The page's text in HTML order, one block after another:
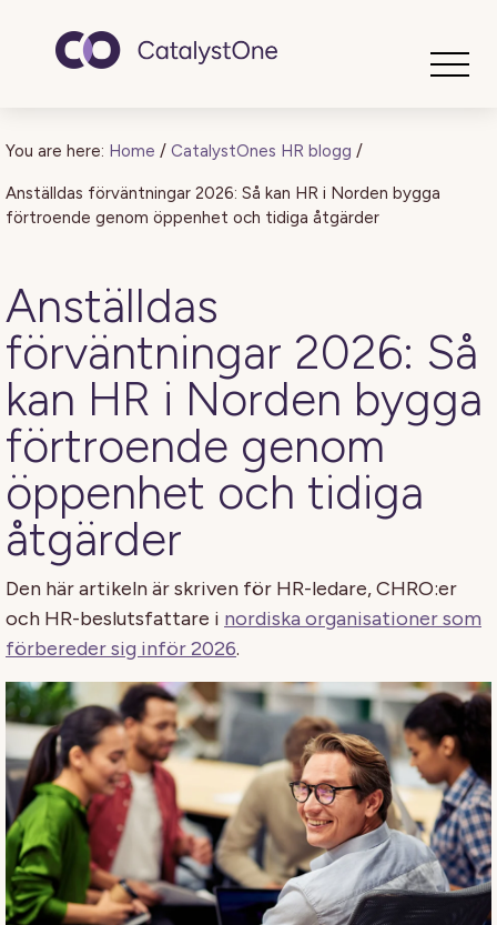
You are here: Home / CatalystOnes HR blogg /
Anställdas förväntningar 2026: Så kan HR i Norden bygga
förtroende genom öppenhet och tidiga åtgärder
Anställdas
förväntningar 2026: Så
kan HR i Norden bygga
förtroende genom
öppenhet och tidiga
åtgärder
Den här artikeln är skriven för HR-ledare, CHRO:er
och HR-beslutsfattare i nordiska organisationer som
förbereder sig inför 2026.